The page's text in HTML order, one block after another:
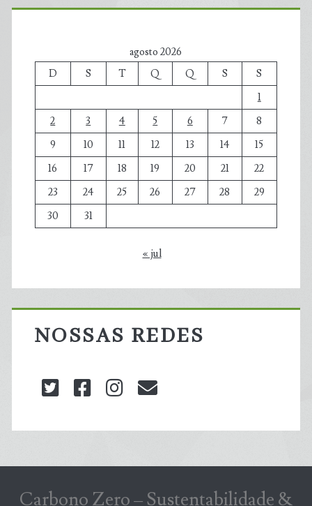
agosto 2026
D
S T Q Q S
S
1
2
3 4 5 6 7
8
9
10 11 12 13 14
15
16
17 18 19 20 21
22
23
24 25 26 27 28
29
30
31
« jul
NOSSAS REDES
twitterfacebookinstagram
Carbono Zero – Sustentabilidade &